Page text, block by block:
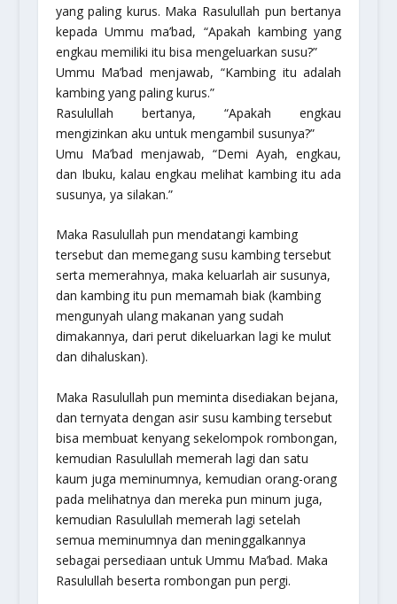
yang paling kurus. Maka Rasulullah pun bertanya
kepada Ummu ma’bad, “Apakah kambing yang
engkau memiliki itu bisa mengeluarkan susu?”
Ummu Ma’bad menjawab, “Kambing itu adalah
kambing yang paling kurus.”
Rasulullah bertanya, “Apakah engkau
mengizinkan aku untuk mengambil susunya?”
Umu Ma’bad menjawab, “Demi Ayah, engkau,
dan Ibuku, kalau engkau melihat kambing itu ada
susunya, ya silakan.”
Maka Rasulullah pun mendatangi kambing
tersebut dan memegang susu kambing tersebut
serta memerahnya, maka keluarlah air susunya,
dan kambing itu pun memamah biak (kambing
mengunyah ulang makanan yang sudah
dimakannya, dari perut dikeluarkan lagi ke mulut
dan dihaluskan).
Maka Rasulullah pun meminta disediakan bejana,
dan ternyata dengan asir susu kambing tersebut
bisa membuat kenyang sekelompok rombongan,
kemudian Rasulullah memerah lagi dan satu
kaum juga meminumnya, kemudian orang-orang
pada melihatnya dan mereka pun minum juga,
kemudian Rasulullah memerah lagi setelah
semua meminumnya dan meninggalkannya
sebagai persediaan untuk Ummu Ma’bad. Maka
Rasulullah beserta rombongan pun pergi.